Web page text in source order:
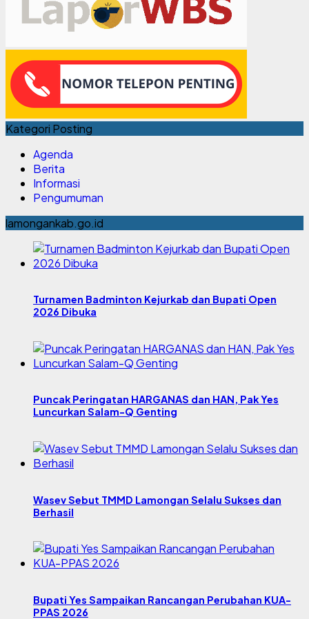
Kategori Posting
Agenda
Berita
Informasi
Pengumuman
lamongankab.go.id
Turnamen Badminton Kejurkab dan Bupati Open
2026 Dibuka
Puncak Peringatan HARGANAS dan HAN, Pak Yes
Luncurkan Salam-Q Genting
Wasev Sebut TMMD Lamongan Selalu Sukses dan
Berhasil
Bupati Yes Sampaikan Rancangan Perubahan KUA-
PPAS 2026